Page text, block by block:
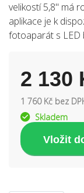
velikostí 5,8" má
aplikace je k
fotoaparát s LED
2 130
1 760 Kč bez
Skladem